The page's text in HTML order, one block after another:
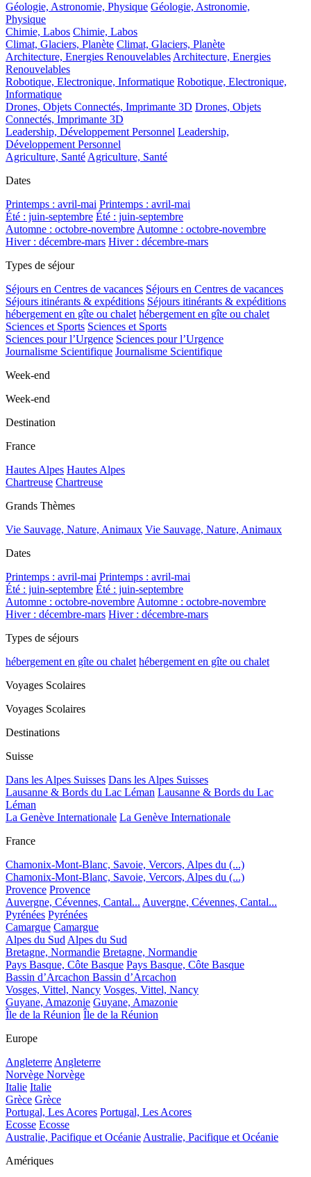
Géologie, Astronomie, Physique Géologie, Astronomie,
Physique
Chimie, Labos Chimie, Labos
Climat, Glaciers, Planète Climat, Glaciers, Planète
Architecture, Energies Renouvelables Architecture, Energies
Renouvelables
Robotique, Electronique, Informatique Robotique, Electronique,
Informatique
Drones, Objets Connectés, Imprimante 3D Drones, Objets
Connectés, Imprimante 3D
Leadership, Développement Personnel Leadership,
Développement Personnel
Agriculture, Santé Agriculture, Santé
Dates
Printemps : avril-mai Printemps : avril-mai
Été : juin-septembre Été : juin-septembre
Automne : octobre-novembre Automne : octobre-novembre
Hiver : décembre-mars Hiver : décembre-mars
Types de séjour
Séjours en Centres de vacances Séjours en Centres de vacances
Séjours itinérants & expéditions Séjours itinérants & expéditions
hébergement en gîte ou chalet hébergement en gîte ou chalet
Sciences et Sports Sciences et Sports
Sciences pour l’Urgence Sciences pour l’Urgence
Journalisme Scientifique Journalisme Scientifique
Week-end
Week-end
Destination
France
Hautes Alpes Hautes Alpes
Chartreuse Chartreuse
Grands Thèmes
Vie Sauvage, Nature, Animaux Vie Sauvage, Nature, Animaux
Dates
Printemps : avril-mai Printemps : avril-mai
Été : juin-septembre Été : juin-septembre
Automne : octobre-novembre Automne : octobre-novembre
Hiver : décembre-mars Hiver : décembre-mars
Types de séjours
hébergement en gîte ou chalet hébergement en gîte ou chalet
Voyages Scolaires
Voyages Scolaires
Destinations
Suisse
Dans les Alpes Suisses Dans les Alpes Suisses
Lausanne & Bords du Lac Léman Lausanne & Bords du Lac
Léman
La Genève Internationale La Genève Internationale
France
Chamonix-Mont-Blanc, Savoie, Vercors, Alpes du (...)
Chamonix-Mont-Blanc, Savoie, Vercors, Alpes du (...)
Provence Provence
Auvergne, Cévennes, Cantal... Auvergne, Cévennes, Cantal...
Pyrénées Pyrénées
Camargue Camargue
Alpes du Sud Alpes du Sud
Bretagne, Normandie Bretagne, Normandie
Pays Basque, Côte Basque Pays Basque, Côte Basque
Bassin d’Arcachon Bassin d’Arcachon
Vosges, Vittel, Nancy Vosges, Vittel, Nancy
Guyane, Amazonie Guyane, Amazonie
Île de la Réunion Île de la Réunion
Europe
Angleterre Angleterre
Norvège Norvège
Italie Italie
Grèce Grèce
Portugal, Les Acores Portugal, Les Acores
Ecosse Ecosse
Australie, Pacifique et Océanie Australie, Pacifique et Océanie
Amériques